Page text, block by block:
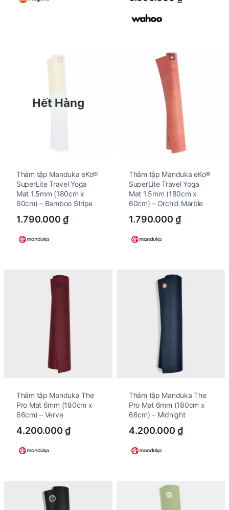
Hết Hàng
Thảm tập Manduka eKo®
SuperLite Travel Yoga
Mat 1.5mm (180cm x
60cm) – Bamboo Stripe
1.790.000 ₫
Thảm tập Manduka eKo®
SuperLite Travel Yoga
Mat 1.5mm (180cm x
60cm) – Orchid Marble
1.790.000 ₫
Thảm tập Manduka The
Pro Mat 6mm (180cm x
66cm) – Verve
4.200.000 ₫
Thảm tập Manduka The
Pro Mat 6mm (180cm x
66cm) – Midnight
4.200.000 ₫